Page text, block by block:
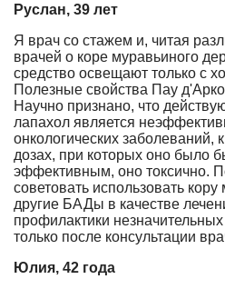
Руслан, 39 лет
Я врач со стажем и, читая
врачей о коре муравьиного
средство освещают только с
Полезные свойства Пау
Научно признано, что
лапахол является
онкологических заболеваний,
дозах, при которых оно было
эффективным, оно токсично.
советовать использовать
другие БАДы в качестве
профилактики
только после консультации
Юлия, 42 года